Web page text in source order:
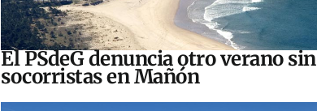
El PSdeG denuncia otro verano sin
socorristas en Mañón